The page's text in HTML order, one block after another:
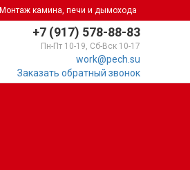
Монтаж камина, печи и дымохода
+7 (917) 578-88-83
Пн-Пт 10-19, Сб-Вск 10-17
work@pech.su
Заказать обратный звонок